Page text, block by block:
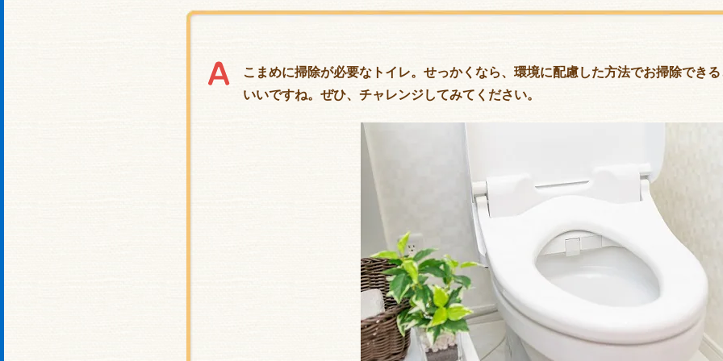
こまめに掃除が必要なトイレ。せっかくなら、環境に配慮した方法でお掃除できる
いいですね。ぜひ、チャレンジしてみてください。